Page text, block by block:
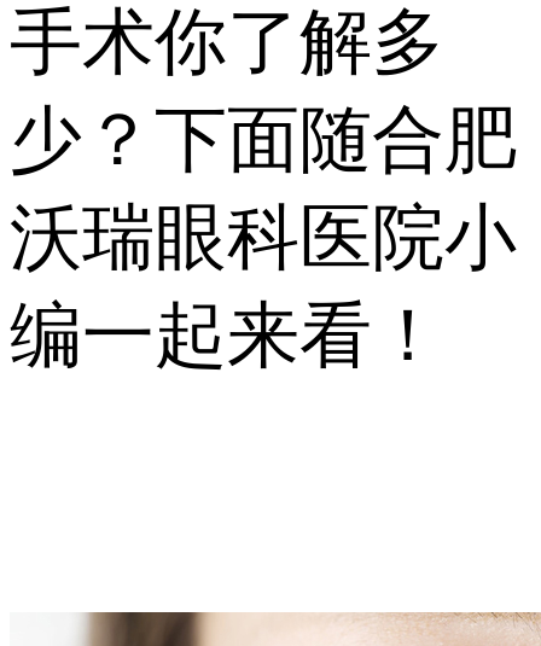
手术你了解多
少？下面随合肥
沃瑞眼科医院小
编一起来看！